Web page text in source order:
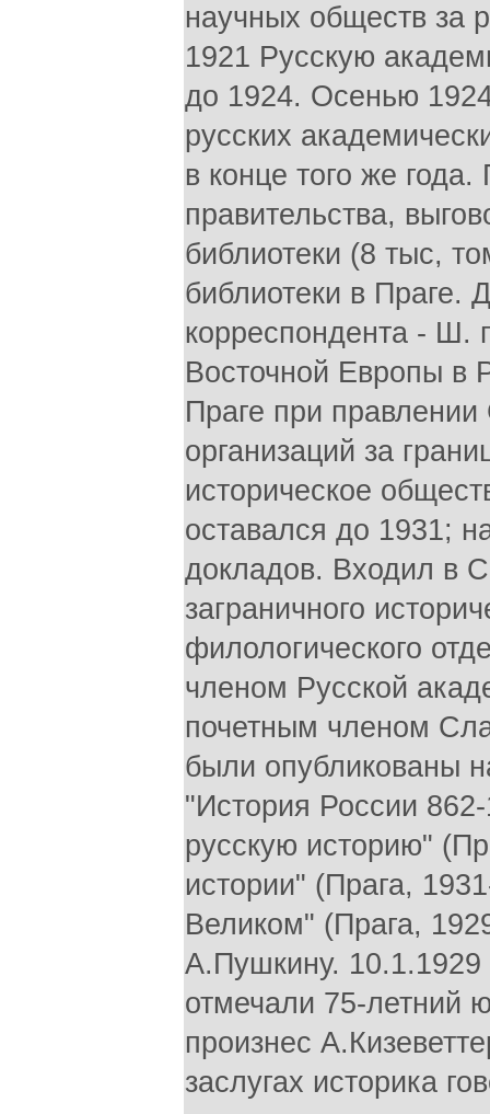
научных обществ за
1921 Русскую
до 1924. Осенью
русских
в конце того же
правительства,
библиотеки (8 тыс,
библиотеки в Праге.
корреспондента - Ш.
Восточной Европы в
Праге при
организаций за
историческое
оставался до 1931;
докладов. Входил в
заграничного
филологического
членом Русской
почетным членом
были опубликованы
"История России
русскую историю"
истории" (Прага,
Великом" (Прага,
А.Пушкину.
отмечали 75-летний
произнес
заслугах историка